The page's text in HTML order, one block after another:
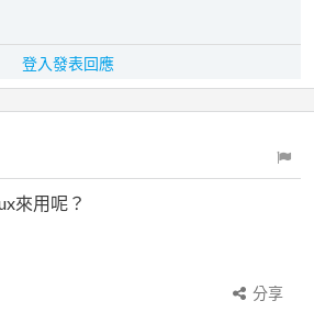
登入發表回應
來用呢？
分享